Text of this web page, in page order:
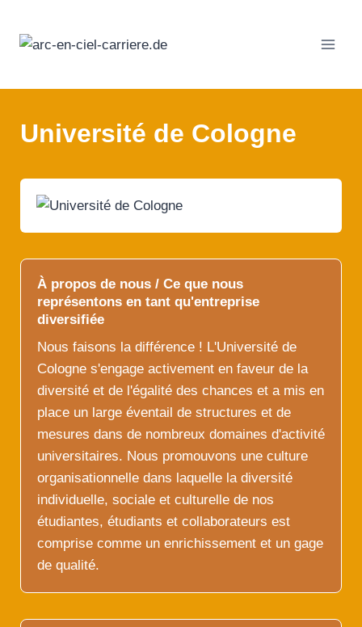
contenu
Université de Cologne
À propos de nous / Ce que nous
représentons en tant qu'entreprise
diversifiée
Nous faisons la différence ! L'Université de
Cologne s'engage activement en faveur de la
diversité et de l'égalité des chances et a mis en
place un large éventail de structures et de
mesures dans de nombreux domaines d'activité
universitaires. Nous promouvons une culture
organisationnelle dans laquelle la diversité
individuelle, sociale et culturelle de nos
étudiantes, étudiants et collaborateurs est
comprise comme un enrichissement et un gage
de qualité.